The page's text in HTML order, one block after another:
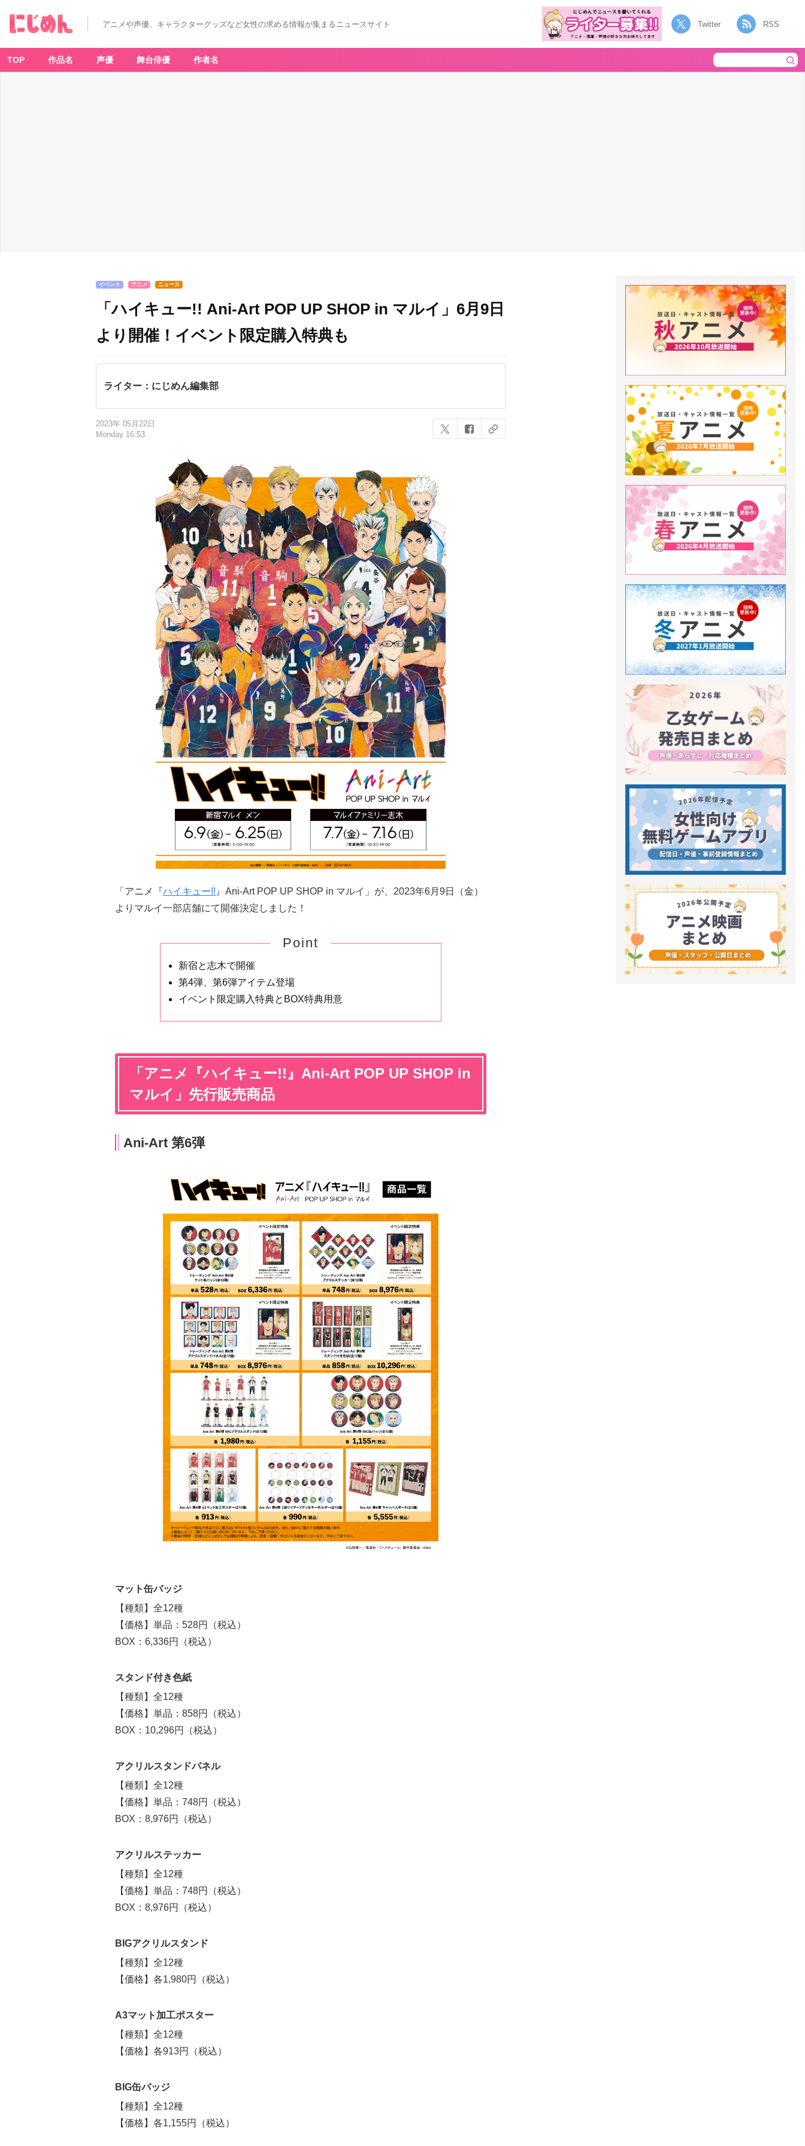
アニメや声優、キャラクターグッズなど女性の求める情報が集まるニュースサイト Twitter RSS
TOP 作品名 声優 舞台俳優 作者名
イベント アニメ ニュース
「ハイキュー!! Ani-Art POP UP SHOP in マルイ」6月9日
より開催！イベント限定購入特典も
ライター：にじめん編集部
2023年 05月22日
Monday 16:53
「アニメ『ハイキュー!! 』Ani-Art POP UP SHOP in マルイ」が、 2023年6月9日（金）
よりマルイ一部店舗にて開催決定しました！
Point
新宿と志木で開催
第4弾、第6弾アイテム登場
イベント限定購入特典とBOX特典用意
「アニメ『ハイキュー!!』Ani-Art POP UP SHOP in
マルイ」先行販売商品
Ani-Art 第6弾
マット缶バッジ
【種類】全12種
【価格】単品：528円（税込）
BOX：6,336円（税込）
スタンド付き色紙
【種類】全12種
【価格】単品：858円（税込）
BOX：10,296円（税込）
アクリルスタンドパネル
【種類】全12種
【価格】単品：748円（税込）
BOX：8,976円（税込）
アクリルステッカー
【種類】全12種
【価格】単品：748円（税込）
BOX：8,976円（税込）
BIGアクリルスタンド
【種類】全12種
【価格】各1,980円（税込）
A3マット加工ポスター
【種類】全12種
【価格】各913円（税込）
BIG缶バッジ
【種類】全12種
【価格】各1,155円（税込）